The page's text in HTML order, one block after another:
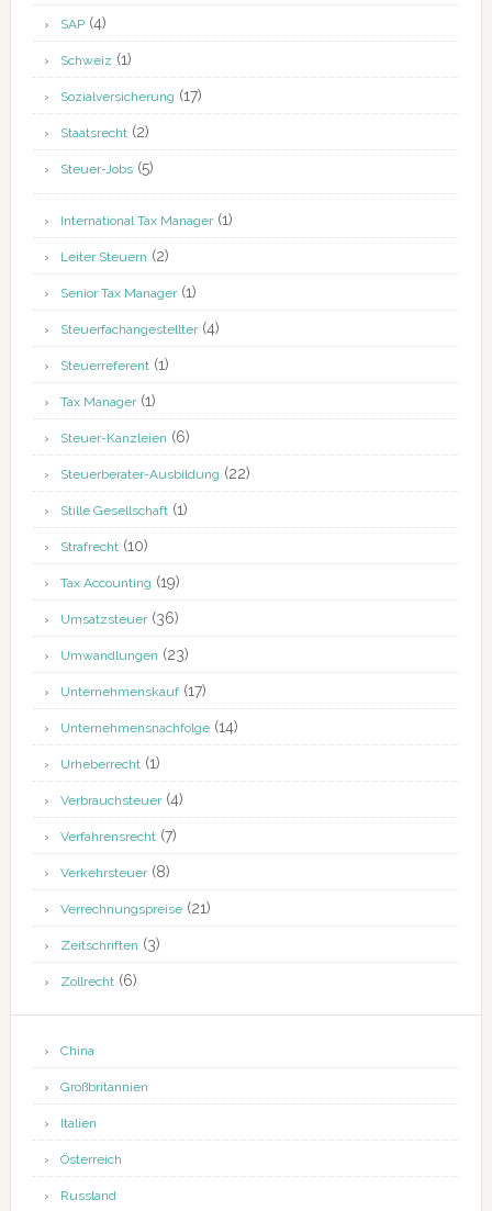
SAP(4)
Schweiz (1)
Sozialversicherung (17)
Staatsrecht(2)
Steuer-Jobs(5)
International Tax Manager(1)
Leiter Steuern (2)
Senior Tax Manager(1)
Steuerfachangestellter(4)
Steuerreferent(1)
Tax Manager(1)
Steuer-Kanzleien (6)
Steuerberater-Ausbildung (22)
Stille Gesellschaft(1)
Strafrecht(10)
Tax Accounting (19)
Umsatzsteuer(36)
Umwandlungen (23)
Unternehmenskauf(17)
Unternehmensnachfolge(14)
Urheberrecht(1)
Verbrauchsteuer(4)
Verfahrensrecht(7)
Verkehrsteuer(8)
Verrechnungspreise(21)
Zeitschriften (3)
Zollrecht(6)
China
Großbritannien
Italien
Österreich
Russland